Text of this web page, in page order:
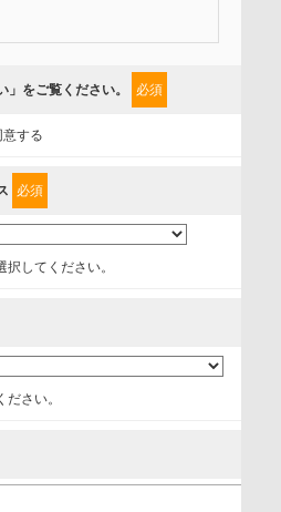
囲内で、サービスの提供やご案
ただいております。
本人）に対して、情報の収集目
報提供の任意性や権利について
お客様の懸念にならないよう
」をご覧ください。 必須
する
必須
してください。
さい。